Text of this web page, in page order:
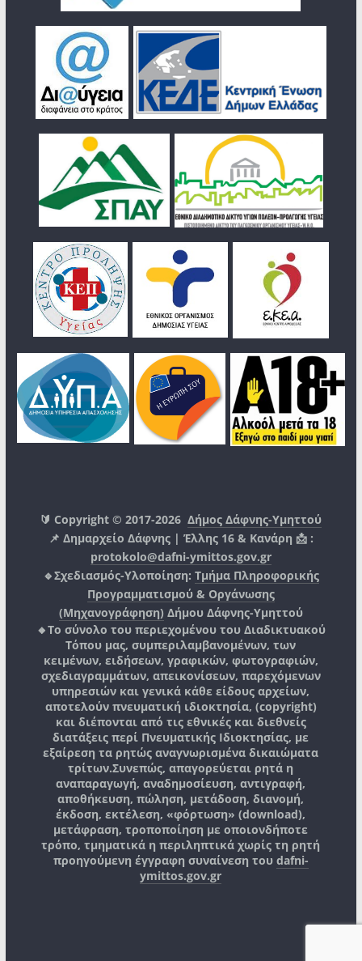
🔰 Copyright © 2017-2026Δήμος Δάφνης-Υμηττού
📌 Δημαρχείο Δάφνης | Έλλης 16 & Κανάρη 📩 :
protokolo@dafni-ymittos.gov.gr
🔹Σχεδιασμός-Υλοποίηση: Τμήμα Πληροφορικής
Προγραμματισμού & Οργάνωσης
(Μηχανογράφηση) Δήμου Δάφνης-Υμηττού
🔸Το σύνολο του περιεχομένου του Διαδικτυακού
Τόπου μας, συμπεριλαμβανομένων, των
κειμένων, ειδήσεων, γραφικών, φωτογραφιών,
σχεδιαγραμμάτων, απεικονίσεων, παρεχόμενων
υπηρεσιών και γενικά κάθε είδους αρχείων,
αποτελούν πνευματική ιδιοκτησία, (copyright)
και διέπονται από τις εθνικές και διεθνείς
διατάξεις περί Πνευματικής Ιδιοκτησίας, με
εξαίρεση τα ρητώς αναγνωρισμένα δικαιώματα
τρίτων.Συνεπώς, απαγορεύεται ρητά η
αναπαραγωγή, αναδημοσίευση, αντιγραφή,
αποθήκευση, πώληση, μετάδοση, διανομή,
έκδοση, εκτέλεση, «φόρτωση» (download),
μετάφραση, τροποποίηση με οποιονδήποτε
τρόπο, τμηματικά η περιληπτικά χωρίς τη ρητή
προηγούμενη έγγραφη συναίνεση του dafni-
ymittos.gov.gr